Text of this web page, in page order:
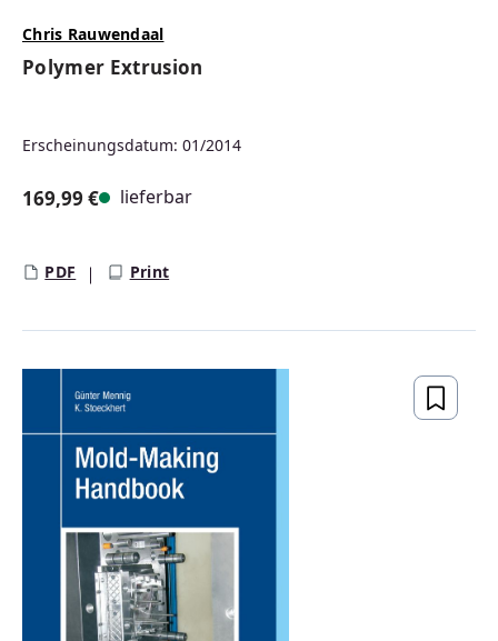
Chris Rauwendaal
Polymer Extrusion
Erscheinungsdatum: 01/2014
169,99 € lieferbar
PDF Print